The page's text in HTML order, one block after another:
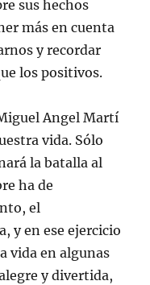
sus hechos
más en cuenta
y recordar
los positivos.
Angel Martí
vida. Sólo
la batalla al
ha de
el
y en ese ejercicio
vida en algunas
y divertida,